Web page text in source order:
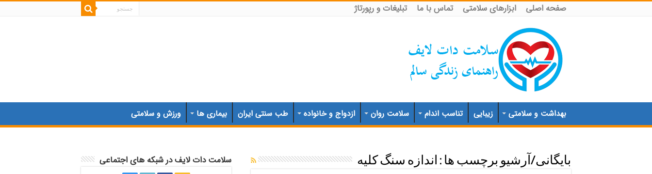
صفحه اصلی ابزارهای سلامتی تماس با ما تبلیغات و رپورتاژ
بهداشت و سلامتی زیبایی تناسب اندام سلامت روان ازدواج و خانواده طب سنتی ایران بیماری ها ورزش و سلامتی
بایگانی/آرشیو برچسب ها : اندازه سنگ کلیه سلامت دات لایف در شبکه های اجتماعی